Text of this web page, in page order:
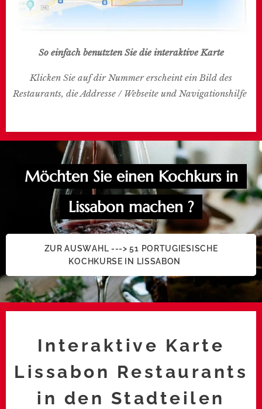
So einfach benutzten Sie die interaktive Karte
Klicken Sie auf dir Nummer erscheint ein Bild des
Restaurants, die Addresse / Webseite und Navigationshilfe
Möchten Sie einen Kochkurs in
Lissabon machen ?
ZUR AUSWAHL ---> 51 PORTUGIESISCHE
KOCHKURSE IN LISSABON 👍
Interaktive Karte
Lissabon Restaurants
in den Stadteilen